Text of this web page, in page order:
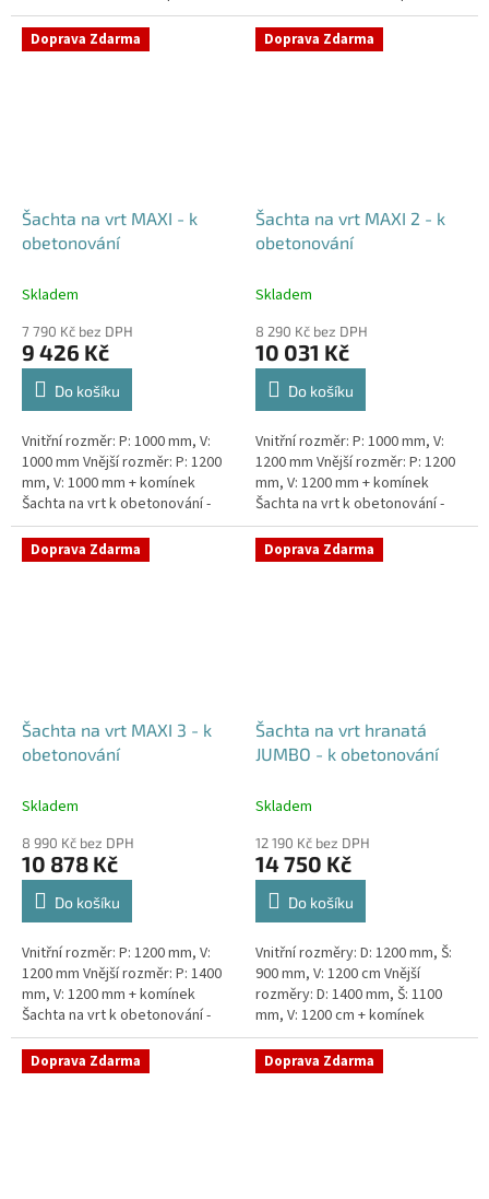
parkovací stání, komunikace
nebo do míst vyšším...
parkovací stání, komunikace
nebo do míst vyšším...
Doprava Zdarma
Šachta na vrt MAXI - k
obetonování
Skladem
7 790 Kč bez DPH
9 426 Kč
Do košíku
Vnitřní rozměr: P: 1000 mm, V:
1000 mm Vnější rozměr: P: 1200
mm, V: 1000 mm + komínek
Šachta na vrt k obetonování -
vhodná pod parkovací stání,
komunikace nebo do míst...
Doprava Zdarma
Šachta na vrt MAXI 2 - k
obetonování
Skladem
8 290 Kč bez DPH
10 031 Kč
Do košíku
Vnitřní rozměr: P: 1000 mm, V:
1200 mm Vnější rozměr: P: 1200
mm, V: 1200 mm + komínek
Šachta na vrt k obetonování -
vhodná pod parkovací stání,
komunikace nebo do míst...
Doprava Zdarma
Šachta na vrt MAXI 3 - k
obetonování
Skladem
8 990 Kč bez DPH
10 878 Kč
Do košíku
Vnitřní rozměr: P: 1200 mm, V:
1200 mm Vnější rozměr: P: 1400
mm, V: 1200 mm + komínek
Šachta na vrt k obetonování -
vhodná pod parkovací stání,
komunikace nebo do míst...
Doprava Zdarma
Šachta na vrt hranatá
JUMBO - k obetonování
Skladem
12 190 Kč bez DPH
14 750 Kč
Do košíku
Vnitřní rozměry: D: 1200 mm, Š:
900 mm, V: 1200 cm Vnější
rozměry: D: 1400 mm, Š: 1100
mm, V: 1200 cm + komínek
Šachta na vrt k obetonování -
vhodná pod parkovací...
Doprava Zdarma Doprava Zdarma